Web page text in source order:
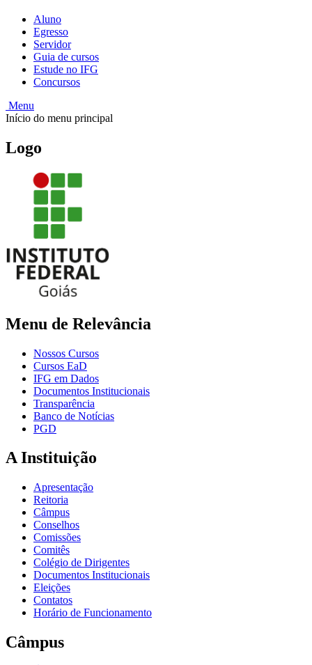
Aluno
Egresso
Servidor
Guia de cursos
Estude no IFG
Concursos
Menu
Início do menu principal
Logo
Menu de Relevância
Nossos Cursos
Cursos EaD
IFG em Dados
Documentos Institucionais
Transparência
Banco de Notícias
PGD
A Instituição
Apresentação
Reitoria
Câmpus
Conselhos
Comissões
Comitês
Colégio de Dirigentes
Documentos Institucionais
Eleições
Contatos
Horário de Funcionamento
Câmpus